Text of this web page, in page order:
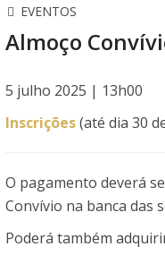
EVENTOS
Almoço
5 julho 2025 | 13h00
Inscrições(até dia 30
O pagamento deverá
Convívio na banca das
Poderá também